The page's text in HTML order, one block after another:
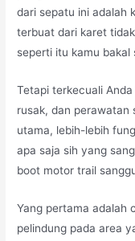
dari sepatu ini adalah
terbuat dari karet
seperti itu kamu bakal
Tetapi terkecuali
rusak, dan perawatan
utama, lebih-lebih
apa saja sih yang
boot motor trail
Yang pertama adalah
pelindung pada area